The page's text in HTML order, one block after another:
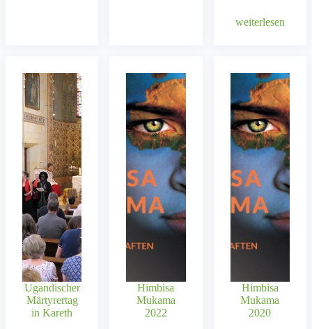
weit­er­lesen
Ugandischer
Märtyrertag
in Kareth
Himbisa
Mukama
2022
Himbisa
Mukama
2020